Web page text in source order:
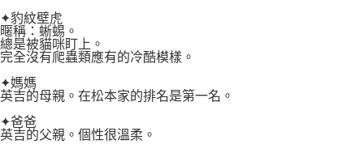
✦豹紋壁虎
暱稱：蜥蜴。
總是被貓咪盯上。
完全沒有爬蟲類應有的冷酷模樣。
✦媽媽
英吉的母親。在松本家的排名是第一名。
✦爸爸
英吉的父親。個性很溫柔。